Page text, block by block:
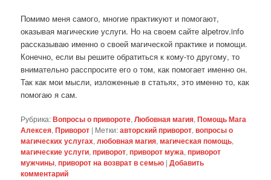
Помимо меня самого, многие практикуют и помогают,
оказывая магические услуги. Но на своем сайте alpetrov.info
рассказываю именно о своей магической практике и помощи.
Конечно, если вы решите обратиться к кому-то другому, то
внимательно расспросите его о том, как помогает именно он.
Так как мои мысли, изложенные в статьях, это именно то, как
помогаю я сам.
Рубрика:Вопросы о привороте,Любовная магия,Помощь Мага
Алексея,Приворот | Метки:авторский приворот,вопросы о
магических услугах,любовная магия,магическая помощь,
магические услуги,приворот,приворот мужа,приворот
мужчины,приворот на возврат в семью |Добавить
комментарий